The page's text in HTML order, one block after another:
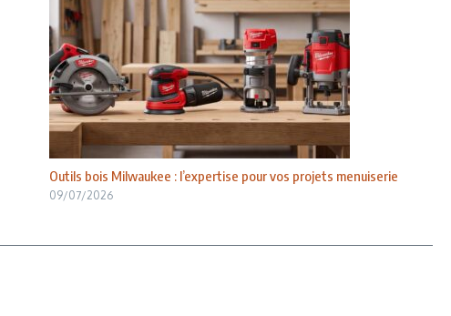
Outils bois Milwaukee : l’expertise pour vos projets menuiserie
09/07/2026